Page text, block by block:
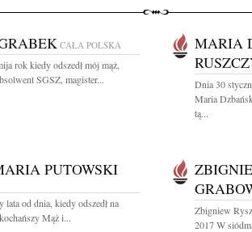
CAŁA POLSKA
rok kiedy odszedł mój mąż,
SGSZ, magister...
MARIA
Dnia 30
Maria
tą...
PUTOWSKI
lata od dnia, kiedy odszedł na
Mąż i...
Zbigniew
2017 W